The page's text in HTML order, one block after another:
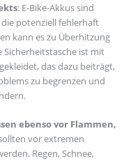
: E-Bike-Akkus sind
potenziell fehlerhaft
kann es zu Überhitzung
Sicherheitstasche ist mit
das dazu beiträgt,
zu begrenzen und
ebenso vor Flammen,
vor extremen
Regen, Schnee,